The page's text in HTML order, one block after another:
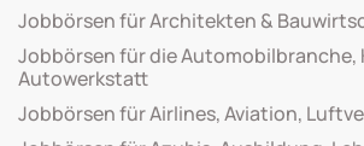
Jobbörsen für Architekten &
Jobbörsen für die Automobilbranche,
Autowerkstatt
Jobbörsen für Airlines, Aviation,